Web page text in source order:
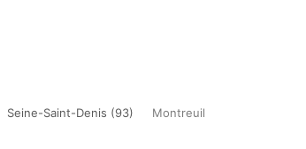
Seine-Saint-Denis (93) Montreuil